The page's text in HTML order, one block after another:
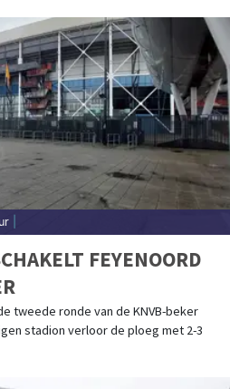
FEYENOORD
tweede ronde van de KNVB-beker
stadion verloor de ploeg met 2-3